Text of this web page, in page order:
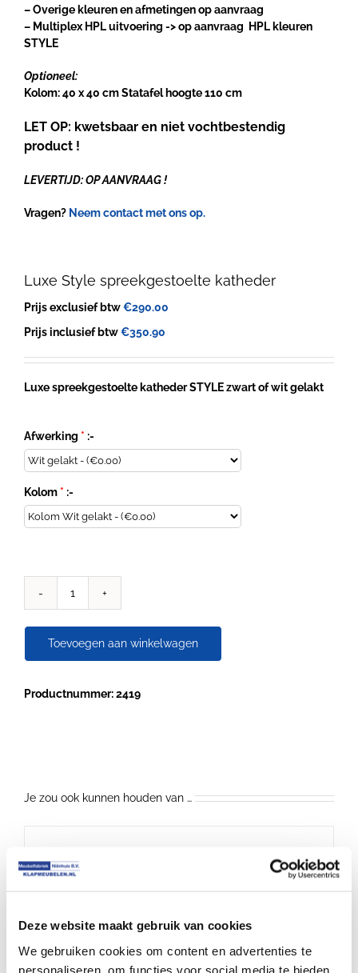
Deze website maakt gebruik van cookies
We gebruiken cookies om content en advertenties te
personaliseren, om functies voor social media te bieden
Luxe Style spreekgestoelte katheder
Prijs exclusief btw€290.00
Prijs inclusief btw€350.90
Luxe spreekgestoelte katheder STYLE zwart of wit gelakt
Afwerking * :-
Kolom * :-
Luxe
katheder
Toevoegen aan winkelwagen
Productnummer: 2419
– Overige kleuren en afmetingen op aanvraag
– Multiplex HPL uitvoering ->op aanvraag
HPL kleuren
STYLE
Optioneel:
Kolom: 40 x 40 cm Statafel hoogte 110 cm
LET OP: kwetsbaar en niet vochtbestendig
product !
LEVERTIJD: OP AANVRAAG !
Vragen? Neem contact met ons op.
Je zou ook kunnen houden van …
€975.00